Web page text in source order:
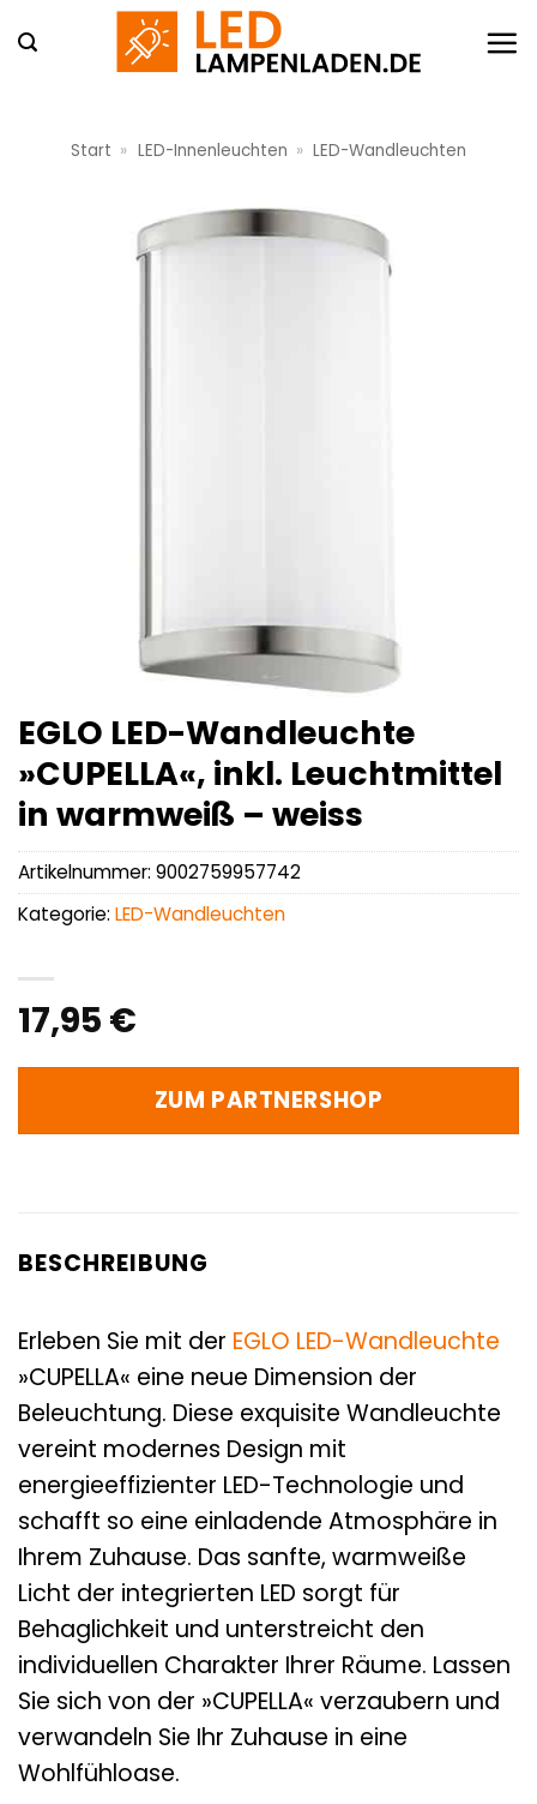
Inhalt
Start » LED-Innenleuchten » LED-Wandleuchten
EGLO LED-Wandleuchte
»CUPELLA«, inkl. Leuchtmittel
in warmweiß – weiss
17,95 €
ZUM PARTNERSHOP
Artikelnummer: 9002759957742
Kategorie: LED-Wandleuchten
BESCHREIBUNG
Erleben Sie mit der EGLO LED-Wandleuchte
»CUPELLA« eine neue Dimension der
Beleuchtung. Diese exquisite Wandleuchte
vereint modernes Design mit
energieeffizienter LED-Technologie und
schafft so eine einladende Atmosphäre in
Ihrem Zuhause. Das sanfte, warmweiße
Licht der integrierten LED sorgt für
Behaglichkeit und unterstreicht den
individuellen Charakter Ihrer Räume. Lassen
Sie sich von der »CUPELLA« verzaubern und
verwandeln Sie Ihr Zuhause in eine
Wohlfühloase.